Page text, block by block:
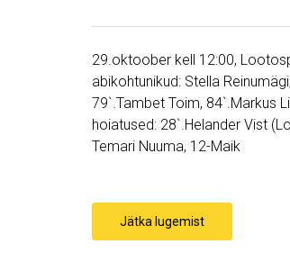
29.oktoober kell 12:00,
abikohtunikud: Stella
79`.Tambet Toim, 84`.Markus
hoiatused: 28`.Helander Vist
Temari Nuuma, 12-Maik
Jätka lugemist